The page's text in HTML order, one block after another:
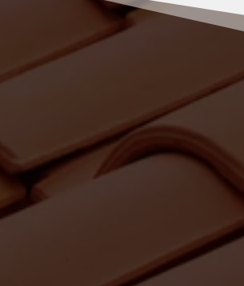
RENOV MULLER
Pourquoi nous choisir
travaux de recherche
Riotord ?